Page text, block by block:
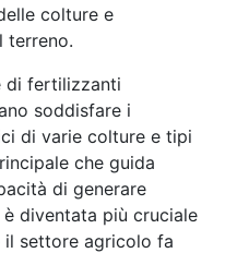
colture e
terreno.
di fertilizzanti
soddisfare i
di varie colture e tipi
che guida
di generare
diventata più cruciale
il settore agricolo fa